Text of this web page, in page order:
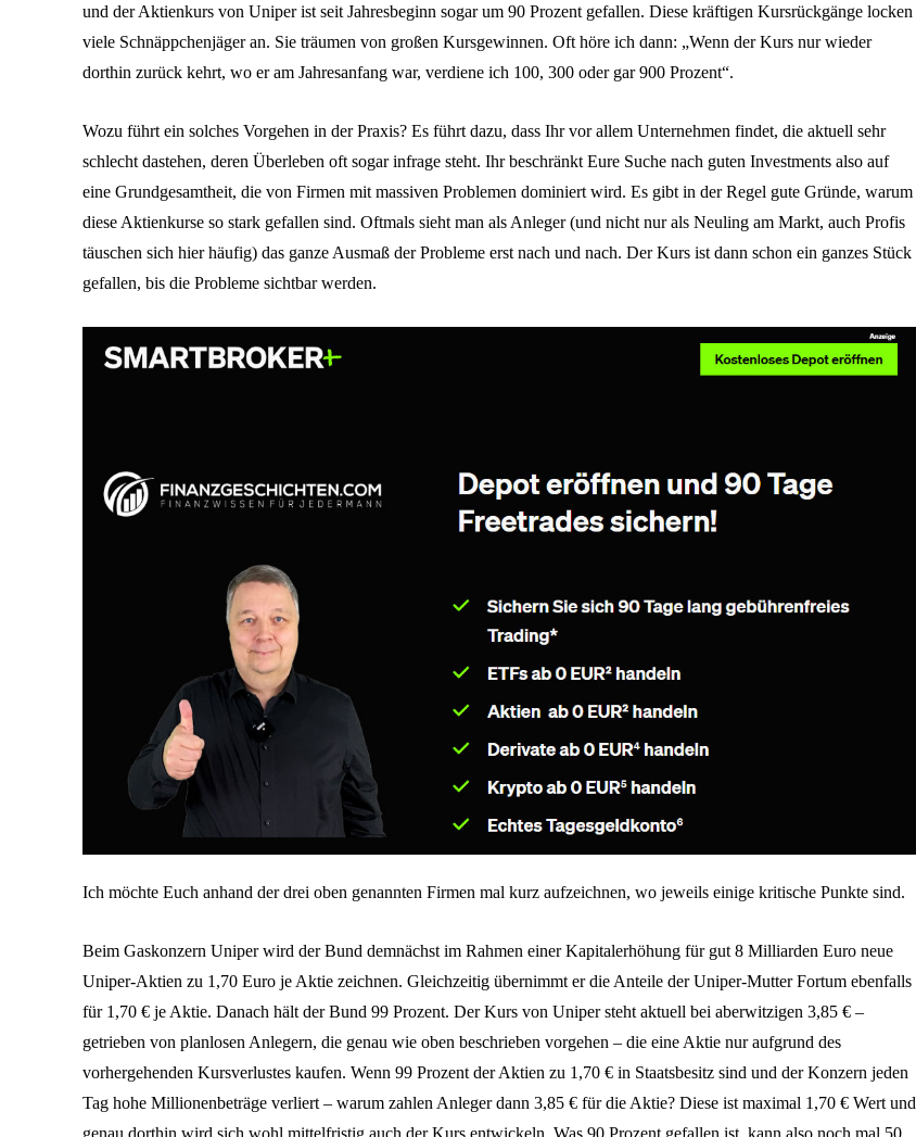
und der Aktienkurs von Uniper ist seit Jahresbeginn sogar um 90 Prozent gefallen. Diese kräftigen Kursrückgänge locken
viele Schnäppchenjäger an. Sie träumen von großen Kursgewinnen. Oft höre ich dann: „Wenn der Kurs nur wieder
dorthin zurück kehrt, wo er am Jahresanfang war, verdiene ich 100, 300 oder gar 900 Prozent“.
Wozu führt ein solches Vorgehen in der Praxis? Es führt dazu, dass Ihr vor allem Unternehmen findet, die aktuell sehr
schlecht dastehen, deren Überleben oft sogar infrage steht. Ihr beschränkt Eure Suche nach guten Investments also auf
eine Grundgesamtheit, die von Firmen mit massiven Problemen dominiert wird. Es gibt in der Regel gute Gründe, warum
diese Aktienkurse so stark gefallen sind. Oftmals sieht man als Anleger (und nicht nur als Neuling am Markt, auch Profis
täuschen sich hier häufig) das ganze Ausmaß der Probleme erst nach und nach. Der Kurs ist dann schon ein ganzes Stück
gefallen, bis die Probleme sichtbar werden.
Ich möchte Euch anhand der drei oben genannten Firmen mal kurz aufzeichnen, wo jeweils einige kritische Punkte sind.
Beim Gaskonzern Uniper wird der Bund demnächst im Rahmen einer Kapitalerhöhung für gut 8 Milliarden Euro neue
Uniper-Aktien zu 1,70 Euro je Aktie zeichnen. Gleichzeitig übernimmt er die Anteile der Uniper-Mutter Fortum ebenfalls
für 1,70 € je Aktie. Danach hält der Bund 99 Prozent. Der Kurs von Uniper steht aktuell bei aberwitzigen 3,85 € –
getrieben von planlosen Anlegern, die genau wie oben beschrieben vorgehen – die eine Aktie nur aufgrund des
vorhergehenden Kursverlustes kaufen. Wenn 99 Prozent der Aktien zu 1,70 € in Staatsbesitz sind und der Konzern jeden
Tag hohe Millionenbeträge verliert – warum zahlen Anleger dann 3,85 € für die Aktie? Diese ist maximal 1,70 € Wert und
genau dorthin wird sich wohl mittelfristig auch der Kurs entwickeln. Was 90 Prozent gefallen ist, kann also noch mal 50